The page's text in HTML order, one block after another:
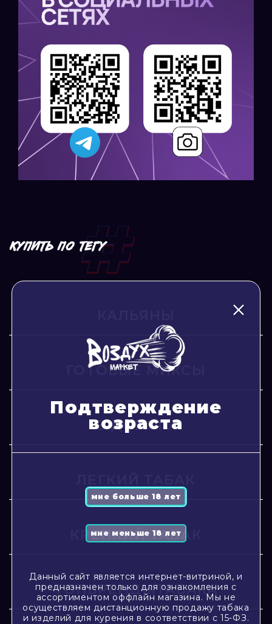
КУПИТЬ ПО ТЕГУ
ГОТОВЫЕ МИКСЫ
В ДОРОГУ
КРЕПКИЙ ТАБАК
ТОПБРЕНДЫТАБАКА
Подтверждение
возраста
Данный сайт является интернет-витриной, и
предназначен только для ознакомления с
ассортиментом оффлайн магазина. Мы не
осуществляем дистанционную продажу табака
и изделий для курения в соответствии с 15-ФЗ.